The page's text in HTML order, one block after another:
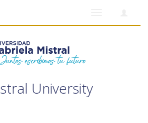
University